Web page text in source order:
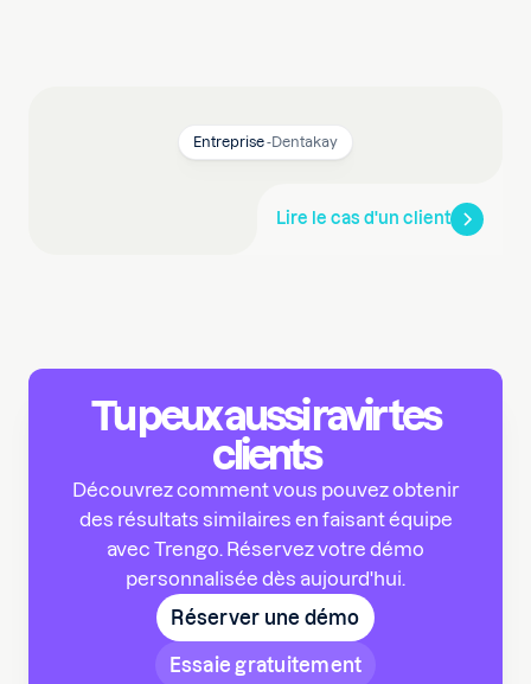
Entreprise-Dentakay
Lire le cas d'un client
Tu peux aussi ravir tes
clients
Découvrez comment vous pouvez obtenir
des résultats similaires en faisant équipe
avec Trengo. Réservez votre démo
personnalisée dès aujourd'hui.
Réserver une démo
Essaie gratuitement